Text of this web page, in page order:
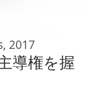
2017
導権を握